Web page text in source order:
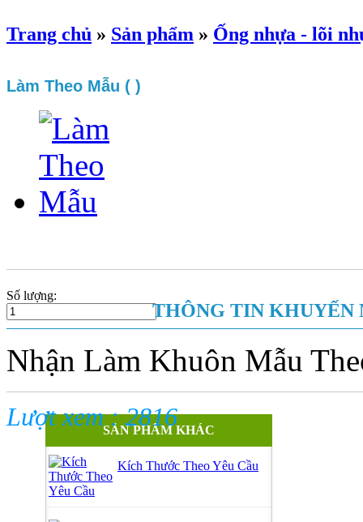
Trang chủ » Sản phẩm » Ống nhựa - lõi
Làm Theo Mẫu ( )
Số lượng:
THÔNG TIN KHUYẾN
Nhận Làm Khuôn Mẫu
Lượt xem : 2816
SẢN PHẨM KHÁC
Kích Thước Theo Yêu Cầu